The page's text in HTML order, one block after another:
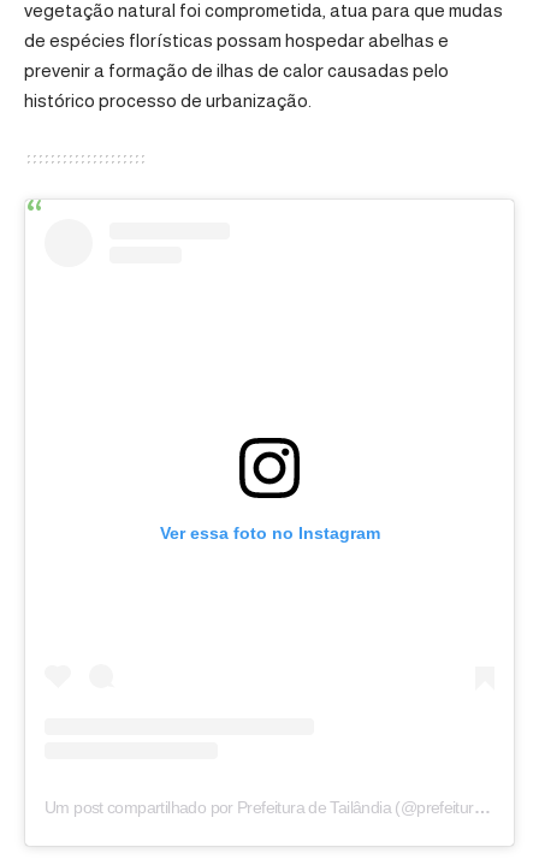
vegetação natural foi comprometida, atua para que mudas
de espécies florísticas possam hospedar abelhas e
prevenir a formação de ilhas de calor causadas pelo
histórico processo de urbanização.
Ver essa foto no Instagram
Um post compartilhado por Prefeitura de Tailândia (@prefeituradetailandia)